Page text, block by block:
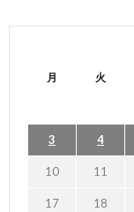
月 火
3 4
10 11
17 18